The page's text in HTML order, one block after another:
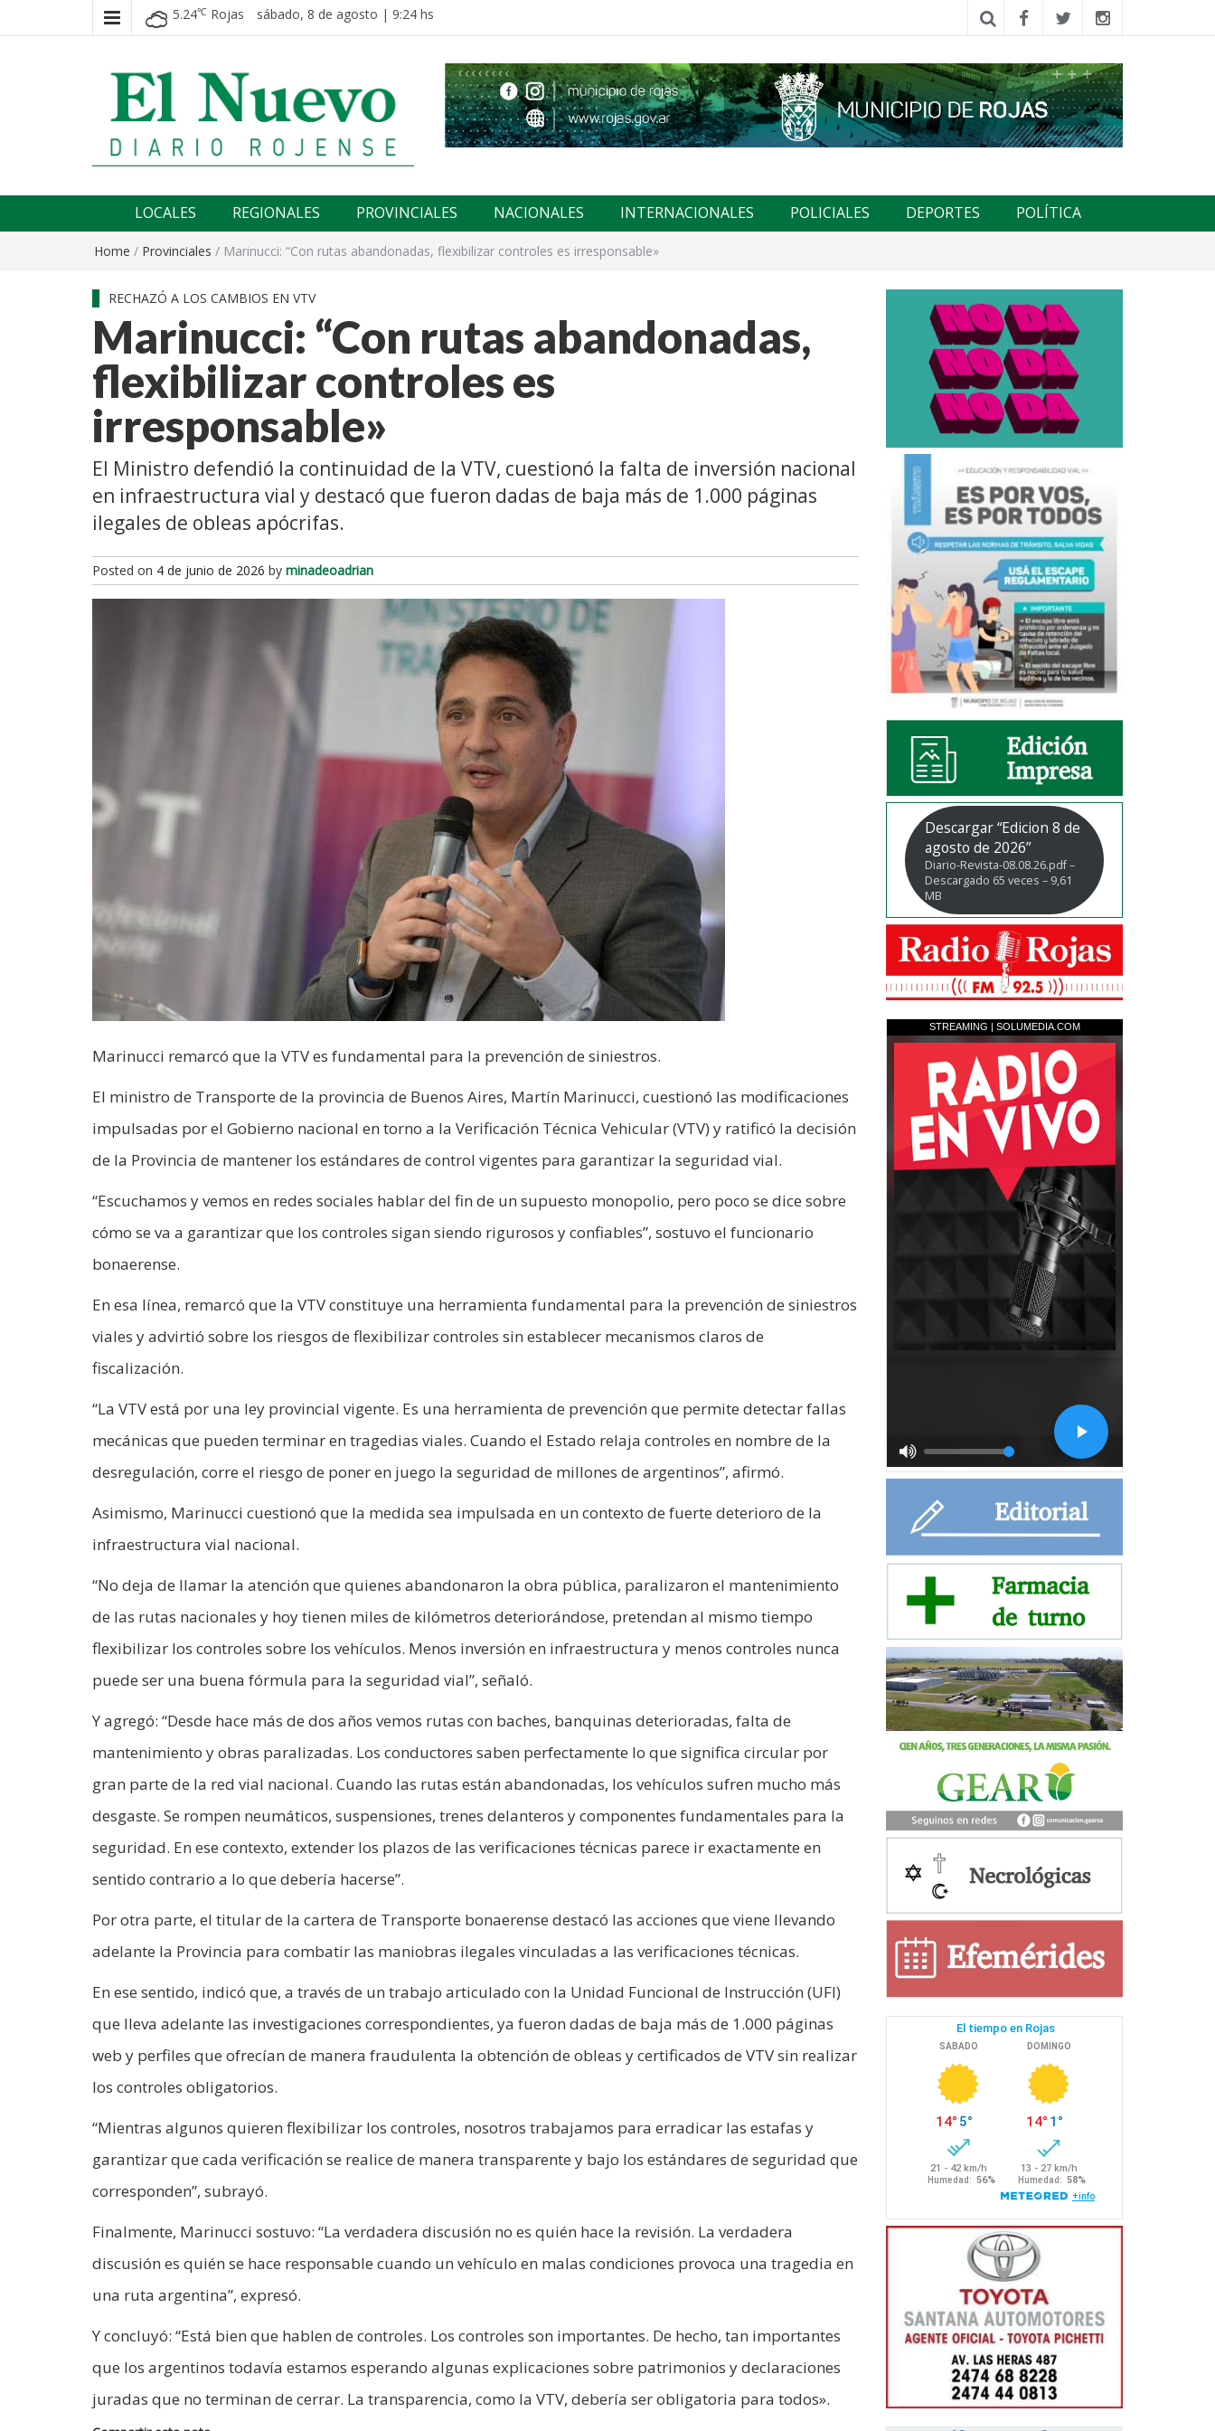
5.24℃ Rojas sábado, 8 de agosto | 9:24 hs
El nuevo rojense
LOCALES REGIONALES PROVINCIALES NACIONALES INTERNACIONALES POLICIALES DEPORTES POLÍTICA
Home / Provinciales / Marinucci: “Con rutas abandonadas, flexibilizar controles es irresponsable»
RECHAZÓ A LOS CAMBIOS EN VTV
Marinucci: “Con rutas abandonadas,
flexibilizar controles es
irresponsable»
El Ministro defendió la continuidad de la VTV, cuestionó la falta de inversión nacional
en infraestructura vial y destacó que fueron dadas de baja más de 1.000 páginas
ilegales de obleas apócrifas.
Posted on 4 de junio de 2026 by minadeoadrian
Marinucci remarcó que la VTV es fundamental para la prevención de siniestros.
El ministro de Transporte de la provincia de Buenos Aires, Martín Marinucci, cuestionó las modificaciones
impulsadas por el Gobierno nacional en torno a la Verificación Técnica Vehicular (VTV) y ratificó la decisión
de la Provincia de mantener los estándares de control vigentes para garantizar la seguridad vial.
“Escuchamos y vemos en redes sociales hablar del fin de un supuesto monopolio, pero poco se dice sobre
cómo se va a garantizar que los controles sigan siendo rigurosos y confiables”, sostuvo el funcionario
bonaerense.
En esa línea, remarcó que la VTV constituye una herramienta fundamental para la prevención de siniestros
viales y advirtió sobre los riesgos de flexibilizar controles sin establecer mecanismos claros de
fiscalización.
“La VTV está por una ley provincial vigente. Es una herramienta de prevención que permite detectar fallas
mecánicas que pueden terminar en tragedias viales. Cuando el Estado relaja controles en nombre de la
desregulación, corre el riesgo de poner en juego la seguridad de millones de argentinos”, afirmó.
Asimismo, Marinucci cuestionó que la medida sea impulsada en un contexto de fuerte deterioro de la
infraestructura vial nacional.
“No deja de llamar la atención que quienes abandonaron la obra pública, paralizaron el mantenimiento
de las rutas nacionales y hoy tienen miles de kilómetros deteriorándose, pretendan al mismo tiempo
flexibilizar los controles sobre los vehículos. Menos inversión en infraestructura y menos controles nunca
puede ser una buena fórmula para la seguridad vial”, señaló.
Y agregó: “Desde hace más de dos años vemos rutas con baches, banquinas deterioradas, falta de
mantenimiento y obras paralizadas. Los conductores saben perfectamente lo que significa circular por
gran parte de la red vial nacional. Cuando las rutas están abandonadas, los vehículos sufren mucho más
desgaste. Se rompen neumáticos, suspensiones, trenes delanteros y componentes fundamentales para la
seguridad. En ese contexto, extender los plazos de las verificaciones técnicas parece ir exactamente en
sentido contrario a lo que debería hacerse”.
Por otra parte, el titular de la cartera de Transporte bonaerense destacó las acciones que viene llevando
adelante la Provincia para combatir las maniobras ilegales vinculadas a las verificaciones técnicas.
En ese sentido, indicó que, a través de un trabajo articulado con la Unidad Funcional de Instrucción (UFI)
que lleva adelante las investigaciones correspondientes, ya fueron dadas de baja más de 1.000 páginas
web y perfiles que ofrecían de manera fraudulenta la obtención de obleas y certificados de VTV sin realizar
los controles obligatorios.
“Mientras algunos quieren flexibilizar los controles, nosotros trabajamos para erradicar las estafas y
garantizar que cada verificación se realice de manera transparente y bajo los estándares de seguridad que
corresponden”, subrayó.
Finalmente, Marinucci sostuvo: “La verdadera discusión no es quién hace la revisión. La verdadera
discusión es quién se hace responsable cuando un vehículo en malas condiciones provoca una tragedia en
una ruta argentina”, expresó.
Y concluyó: “Está bien que hablen de controles. Los controles son importantes. De hecho, tan importantes
que los argentinos todavía estamos esperando algunas explicaciones sobre patrimonios y declaraciones
juradas que no terminan de cerrar. La transparencia, como la VTV, debería ser obligatoria para todos».
Descargar “Edicion 8 de
agosto de 2026”
Diario-Revista-08.08.26.pdf –
Descargado 65 veces – 9,61
MB